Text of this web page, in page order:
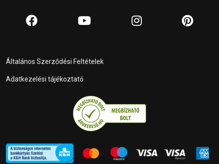
Általános Szerződési Feltételek
Adatkezelési tájékoztató